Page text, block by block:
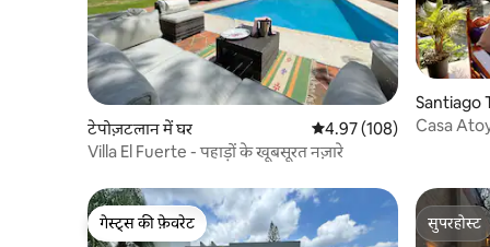
टेपोज़टलान में घर औसत रेटिंग 5 में से 4.97, 108
4.97 (108)
Villa El Fuerte - पहाड़ों के खूबसूरत नज़ारे
Santiago
Casa
गेस्ट्स की फ़ेवरेट
गेस्ट्स की फ़ेवरेट
सुपरहोस्ट
सुपरहोस्ट